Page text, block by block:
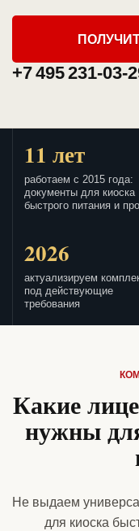
+7 495 231-03-
11 лет
работаем с 2015 года:
документы для киоска
быстрого питания и
2026
актуализируем
под действующие
требования
Какие
нужны
Не выдаем
для киоска